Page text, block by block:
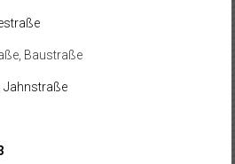
Baustraße
Jahnstraße